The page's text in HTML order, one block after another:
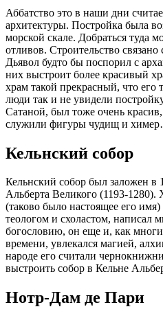
Аббатство это в наши дни
архитектуры. Постройка была
морской скале. Добраться туда
отливов. Строительство
Дьявол будто бы поспорил с
них выстроит более красивый
храм такой прекрасный, что его
люди так и не увидели
Сатаной, был тоже очень
служили фигуры чудищ и
Кельнский собор
Кельнский собор был заложен в
Альберта Великого (1193-
(таково было настоящее его
теологом и схоластом, написал
богословию, он еще и, как
времени, увлекался магией,
народе его считали
выстроить собор в Кельне
Нотр-Дам де Пари